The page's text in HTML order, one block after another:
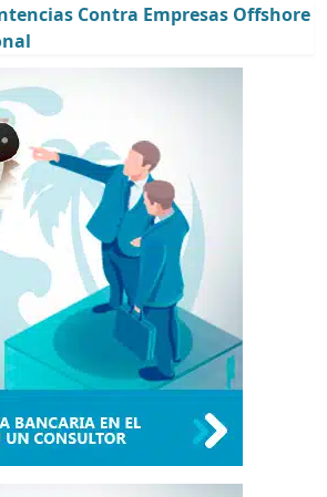
Contra Empresas Offshore